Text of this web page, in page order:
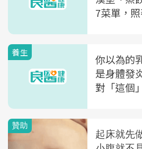
7菜單，
養生
你以為的
是身體發
對「這個